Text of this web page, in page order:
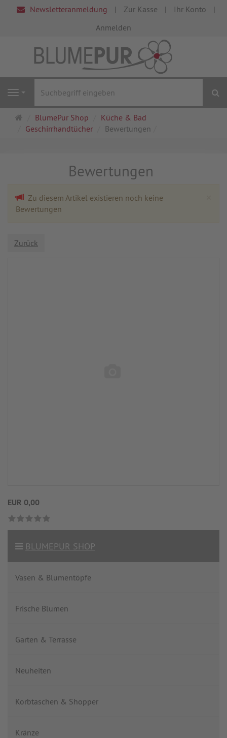
Newsletteranmeldung Zur Kasse
Ihr Konto
Anmelden
Navigation
Startseite
BlumePur Shop
Küche & Bad
Geschirrhandtücher
Bewertungen
Bewertungen
Zu diesem Artikel existieren noch keine
Bewertungen
Zurück
EUR 0,00
BLUMEPUR SHOP
Vasen & Blumentöpfe
Frische Blumen
Garten & Terrasse
Neuheiten
Korbtaschen & Shopper
Kränze